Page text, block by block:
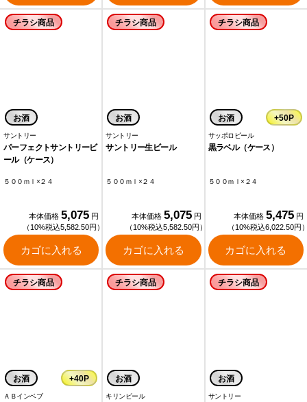
チラシ商品
お酒
サントリー
パーフェクトサントリービ
ール（ケース）
５００ｍｌ×２４
本体価格 5,075 円
（10%税込5,582.50円）
カゴに入れる
チラシ商品
お酒
サントリー
サントリー生ビール
５００ｍｌ×２４
本体価格 5,075 円
（10%税込5,582.50円）
カゴに入れる
チラシ商品
お酒 +50P
サッポロビール
黒ラベル（ケース）
５００ｍｌ×２４
本体価格 5,475 円
（10%税込6,022.50円
カゴに入れる
チラシ商品
お酒 +40P
ＡＢインベブ
チラシ商品
お酒
キリンビール
チラシ商品
お酒
サントリー